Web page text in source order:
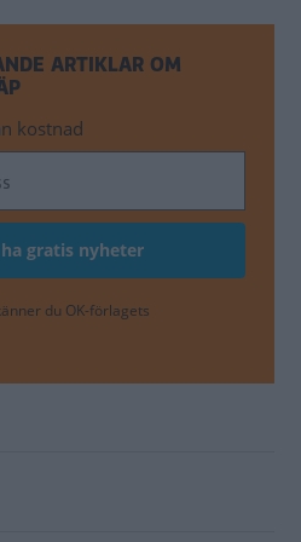
ARTIKLAR OM
kostnad
du OK-förlagets